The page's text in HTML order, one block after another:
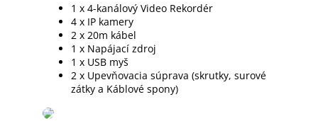
1 x 4-kanálový Video Rekordér
4 x IP kamery
2 x 20m kábel
1 x Napájací zdroj
1 x USB myš
2 x Upevňovacia súprava (skrutky, surové
zátky a Káblové spony)